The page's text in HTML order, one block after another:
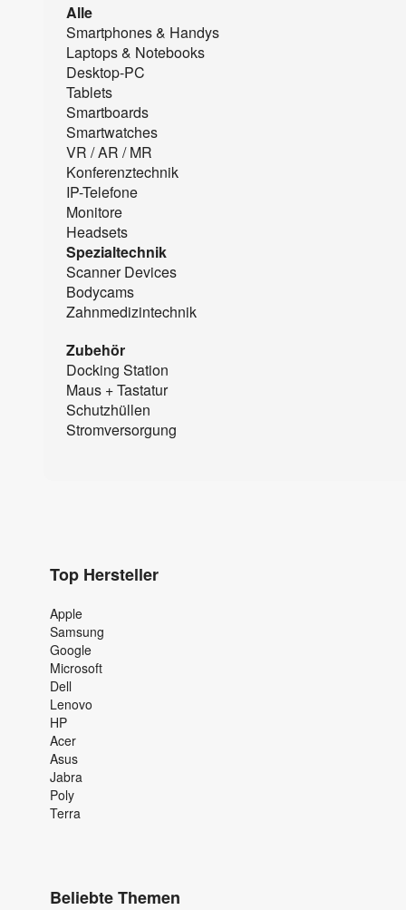
Alle
Smartphones & Handys
Laptops & Notebooks
Desktop-PC
Tablets
Smartboards
Smartwatches
VR / AR / MR
Konferenztechnik
IP-Telefone
Monitore
Headsets
Spezialtechnik
Scanner Devices
Bodycams
Zahnmedizintechnik
Zubehör
Docking Station
Maus + Tastatur
Schutzhüllen
Stromversorgung
Top Hersteller
Apple
Samsung
Google
Microsoft
Dell
Lenovo
HP
Acer
Asus
Jabra
Poly
Terra
Beliebte Themen